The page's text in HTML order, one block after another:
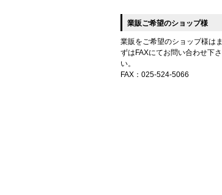
業販ご希望のショップ様
業販をご希望のショップ様はま
ずはFAXにてお問い合わせ下さ
い。
FAX：025-524-5066